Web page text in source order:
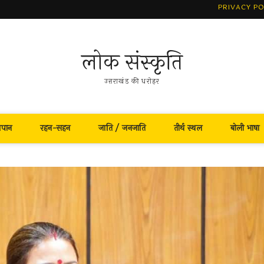
PRIVACY
लोक संस्कृति
उत्तराखंड की धरोहर
रहन-सहन जाति / जनजाति तीर्थ स्थल बोली भाषा